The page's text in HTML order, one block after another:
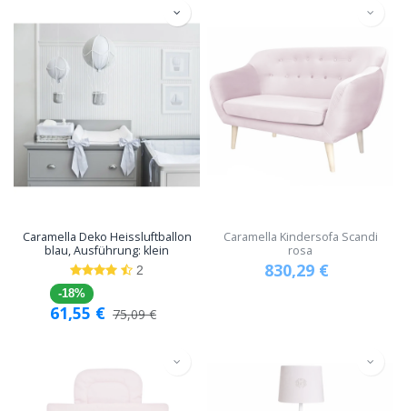
Caramella Deko Heissluftballon
blau, Ausführung: klein
2
-18%
61,55 € 75,09€
Caramella Kindersofa Scandi
rosa
830,29 €